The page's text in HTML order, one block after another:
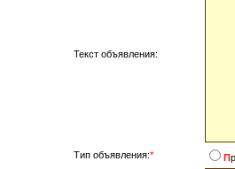
Текст объявления:
Тип объявления:* П